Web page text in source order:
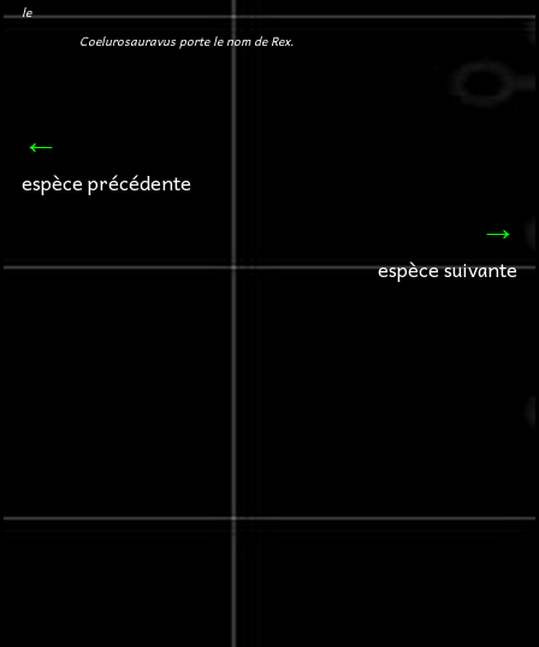
le
Coelurosauravus porte le nom de Rex.
←
espèce précédente
→
espèce suivante